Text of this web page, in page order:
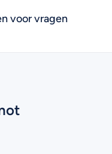
voor vragen